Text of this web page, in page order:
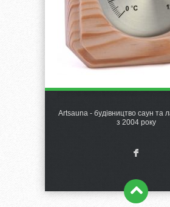
Artsauna - будівництво саун та
з 2004 року
F